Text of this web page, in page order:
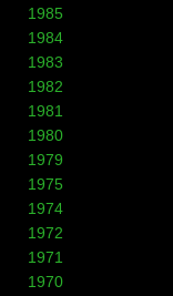
1985
1984
1983
1982
1981
1980
1979
1975
1974
1972
1971
1970